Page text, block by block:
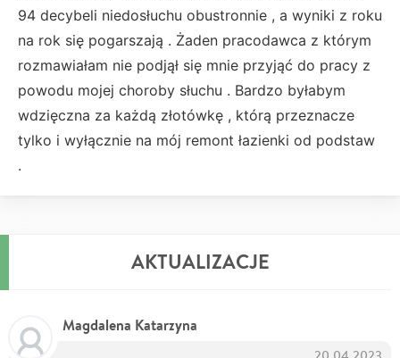
94 decybeli niedosłuchu obustronnie , a wyniki z roku
na rok się pogarszają . Żaden pracodawca z którym
rozmawiałam nie podjął się mnie przyjąć do pracy z
powodu mojej choroby słuchu . Bardzo byłabym
wdzięczna za każdą złotówkę , którą przeznacze
tylko i wyłącznie na mój remont łazienki od podstaw
.
AKTUALIZACJE
Magdalena Katarzyna